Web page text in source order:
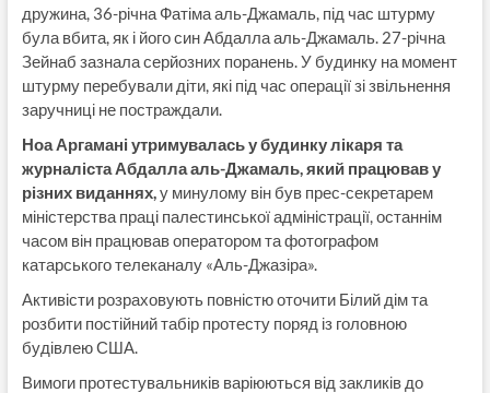
дружина, 36-річна Фатіма аль-Джамаль, під час штурму
була вбита, як і його син Абдалла аль-Джамаль. 27-річна
Зейнаб зазнала серйозних поранень. У будинку на момент
штурму перебували діти, які під час операції зі звільнення
заручниці не постраждали.
Ноа Аргамані утримувалась у будинку лікаря та
журналіста Абдалла аль-Джамаль, який працював у
різних виданнях,у минулому він був прес-секретарем
міністерства праці палестинської адміністрації, останнім
часом він працював оператором та фотографом
катарського телеканалу «Аль-Джазіра».
Активісти розраховують повністю оточити Білий дім та
розбити постійний табір протесту поряд із головною
будівлею США.
Вимоги протестувальників варіюються від закликів до